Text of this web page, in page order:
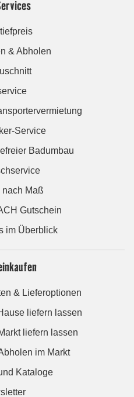
& Abholen
Service
Badumbau
nach Maß
Gutschein
im Überblick
& Lieferoptionen
liefern lassen
liefern lassen
im Markt
Kataloge